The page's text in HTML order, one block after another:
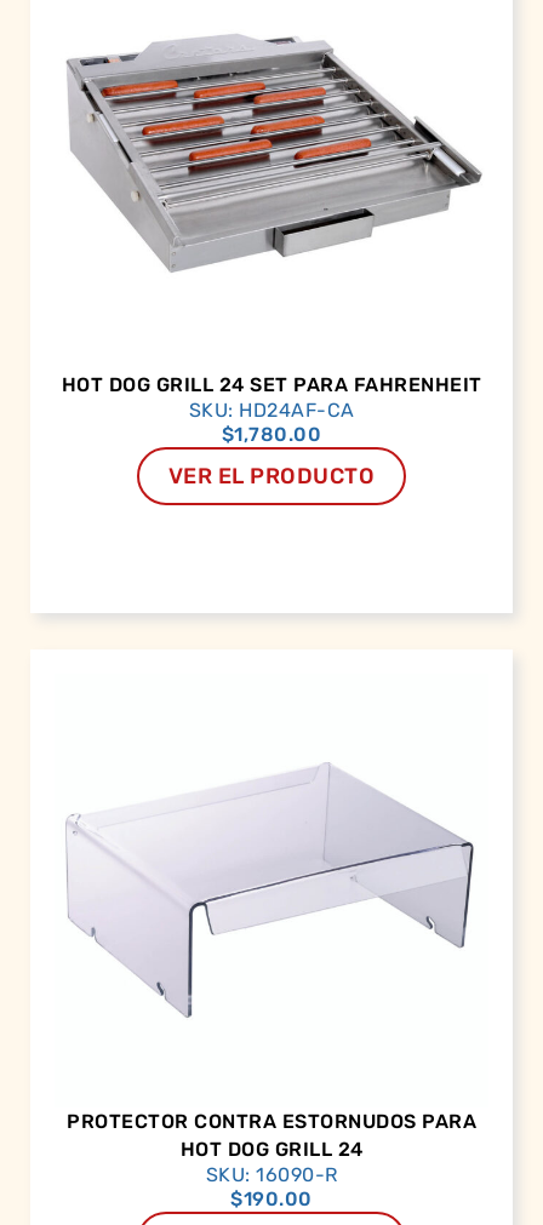
HOT DOG GRILL 24 SET PARA FAHRENHEIT
SKU: HD24AF-CA
$1,780.00
VER EL PRODUCTO
PROTECTOR CONTRA ESTORNUDOS PARA
HOT DOG GRILL 24
SKU: 16090-R
$190.00